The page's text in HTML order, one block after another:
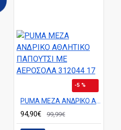
-5 %
PUMA MEZA ΑΝΔΡΙΚΟ ΑΘΛΗΤΙΚΟ ΠΑΠΟΥΤΣΙ ΜΕ ΑΕΡΟΣΟΛΑ 312044 17
94,90€ 99,99€